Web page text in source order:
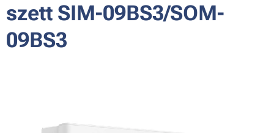
szett SIM-09BS3/SOM-
09BS3